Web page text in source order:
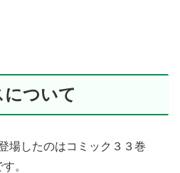
について
場したのはコミック３３巻
。